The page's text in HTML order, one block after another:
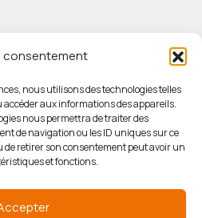
consentement
nous utilisons des technologies telles
accéder aux informations des appareils.
nous permettra de traiter des
de navigation ou les ID uniques sur ce
de retirer son consentement peut avoir un
et fonctions.
IMMOBILIER
légales